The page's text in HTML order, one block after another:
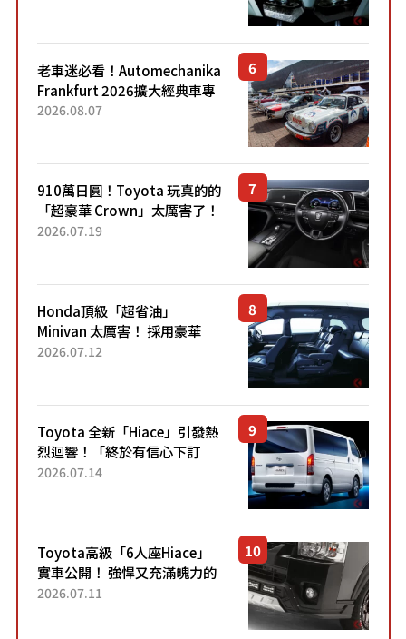
老車迷必看！Automechanika
Frankfurt 2026擴大經典車專
區 1954年珍稀古董車現場修復
2026.08.07
910萬日圓！Toyota 玩真的的
「超豪華 Crown」太厲害了！
採用由「匠人技藝」打造的
2026.07.19
Honda頂級「超省油」
Minivan 太厲害！ 採用豪華
「真皮座椅」與專屬「黑色內
「三...
2026.07.12
Toyota 全新「Hiace」引發熱
烈迴響！「終於有信心下訂
了！」「哪個等級交車最
車？...
2026.07.14
Toyota高級「6人座Hiace」
實車公開！ 強悍又充滿魄力的
「全黑設計」搭配特別「豪華
2026.07.11